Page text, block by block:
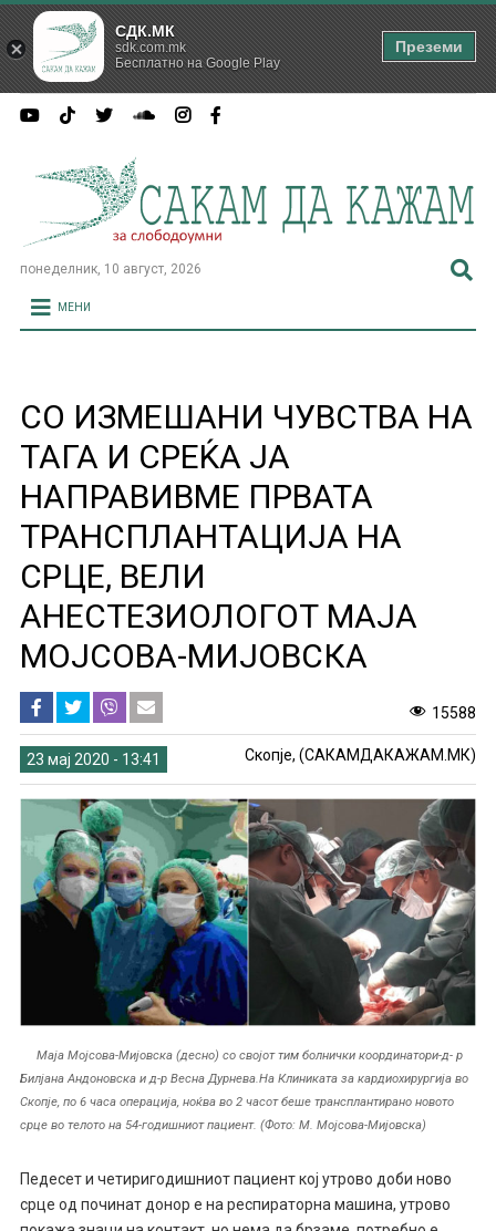
понеделник, 10 август, 2026
МЕНИ
СО ИЗМЕШАНИ ЧУВСТВА НА
ТАГА И СРЕЌА ЈА
НАПРАВИВМЕ ПРВАТА
ТРАНСПЛАНТАЦИЈА НА
СРЦЕ, ВЕЛИ
АНЕСТЕЗИОЛОГОТ МАЈА
МОЈСОВА-МИЈОВСКА
15588
23 мај 2020 - 13:41 Скопје, (САКАМДАКАЖАМ.МК)
Маја Мојсова-Мијовска (десно) со својот тим болнички координатори-д- р
Билјана Андоновска и д-р Весна Дурнева.На Клиниката за кардиохирургија во
Скопје, по 6 часа операција, ноќва во 2 часот беше трансплантирано новото
срце во телото на 54-годишниот пациент. (Фото: М. Мојсова-Мијовска)
Педесет и четиригодишниот пациент кој утрово доби ново
срце од починат донор е на респираторна машина, утрово
СДК.МК
sdk.com.mk
Бесплатно на Google Play
Преземи